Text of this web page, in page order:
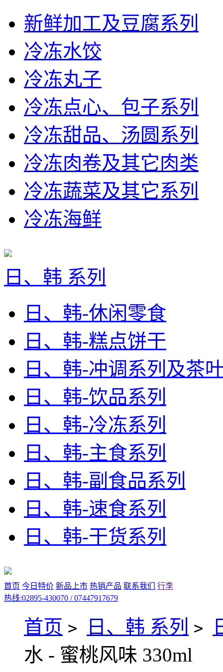
新鲜加工及豆腐系列
冷冻水饺
冷冻丸子
冷冻点心、包子系列
冷冻甜品、汤圆系列
冷冻肉卷及其它肉类
冷冻蔬菜及其它系列
冷冻海鲜
日、韩 系列
日、韩-休闲零食
日、韩-糕点饼干
日、韩-冲调系列及茶
日、韩-饮品系列
日、韩-冷冻系列
日、韩-主食系列
日、韩-副食品系列
日、韩-速食系列
日、韩-干货系列
首页 今日特价 新品上市 热销产品 联系我们
行李
热线:02895-430070 / 07447917679
首页 > 日、韩 系列 >
水 - 蜜桃风味 330ml